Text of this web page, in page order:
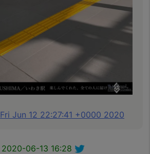
Fri Jun 12 22:27:41 +0000 2020
2020-06-13 16:28